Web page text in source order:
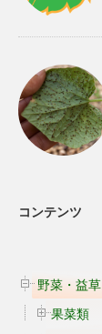
コンテンツ
野菜・益草
果菜類